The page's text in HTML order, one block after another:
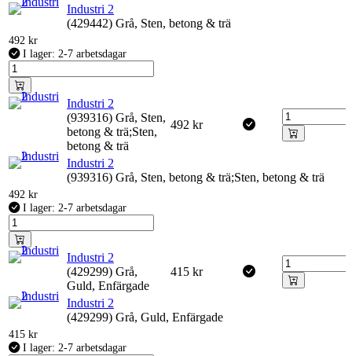
Industri 2
(429442) Grå, Sten, betong & trä
492 kr
I lager: 2-7 arbetsdagar
Industri 2
(939316) Grå, Sten,
betong & trä;Sten,
betong & trä
492 kr
Industri 2
(939316) Grå, Sten, betong & trä;Sten, betong & trä
492 kr
I lager: 2-7 arbetsdagar
Industri 2
(429299) Grå,
Guld, Enfärgade
415 kr
Industri 2
(429299) Grå, Guld, Enfärgade
415 kr
I lager: 2-7 arbetsdagar